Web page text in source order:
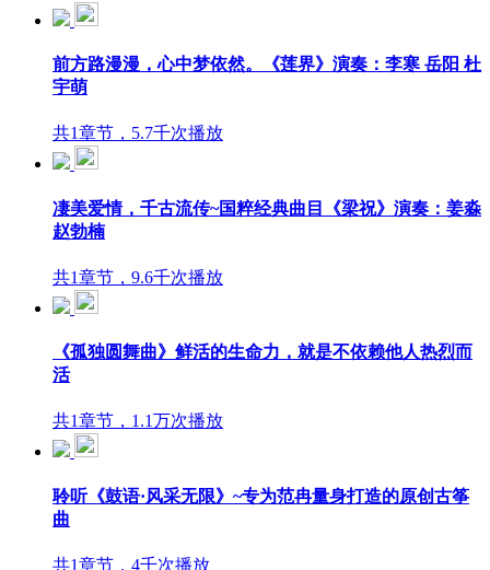
前方路漫漫，心中梦依然。《莲界》演奏：李寒 岳阳 杜
宇萌
共1章节，5.7千次播放
凄美爱情，千古流传~国粹经典曲目《梁祝》演奏：姜淼
赵勃楠
共1章节，9.6千次播放
《孤独圆舞曲》鲜活的生命力，就是不依赖他人热烈而
活
共1章节，1.1万次播放
聆听《鼓语·风采无限》~专为范冉量身打造的原创古筝
曲
共1章节，4千次播放